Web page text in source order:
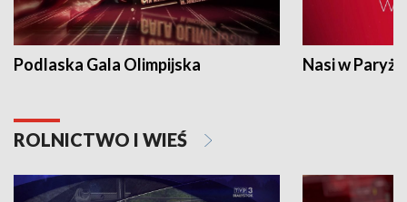
Podlaska Gala Olimpijska Nasi w Paryżu
ROLNICTWO I WIEŚ